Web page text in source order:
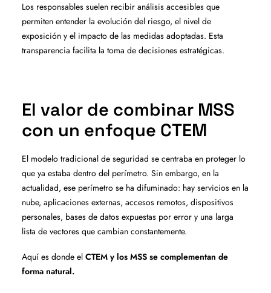
Los responsables suelen recibir análisis accesibles que
permiten entender la evolución del riesgo, el nivel de
exposición y el impacto de las medidas adoptadas. Esta
transparencia facilita la toma de decisiones estratégicas.
El valor de combinar MSS
con un enfoque CTEM
El modelo tradicional de seguridad se centraba en proteger lo
que ya estaba dentro del perímetro. Sin embargo, en la
actualidad, ese perímetro se ha difuminado: hay servicios en la
nube, aplicaciones externas, accesos remotos, dispositivos
personales, bases de datos expuestas por error y una larga
lista de vectores que cambian constantemente.
Aquí es donde el CTEM y los MSS se complementan de
forma natural.